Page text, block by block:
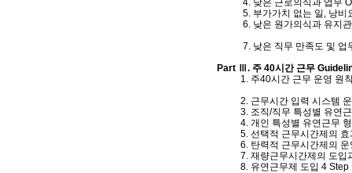
4. 낮은 근로의식과 업무
5. 부가가치 없는 일, 낭비
6. 낮은 원가의식과 유지관
7. 낮은 직무 만족도 및
Part Ⅲ. 주 40시간 근무
1. 주40시간 근무 운영 원칙
2. 근무시간 입력 시스템 운
3. 조직/직무 특성별 유연근
4. 개인 특성별 유연근무 형
5. 선택적 근무시간제의 효
6. 탄력적 근무시간제의 운
7. 재량근무시간제의 도입
8. 유연근무제 도입 4 Step